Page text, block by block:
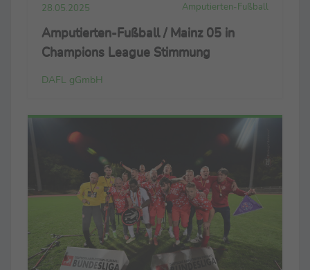
28.05.2025 Amputierten-Fußball
Amputierten-Fußball / Mainz 05 in
Champions League Stimmung
DAFL gGmbH